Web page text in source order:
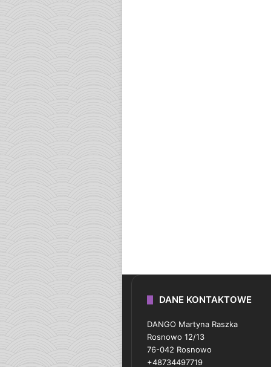
DANE KONTAKTOWE
DANGO Martyna Raszka
Rosnowo 12/13
76-042 Rosnowo
+48734497719